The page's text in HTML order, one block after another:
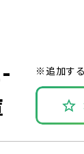
※追加す